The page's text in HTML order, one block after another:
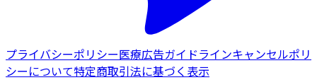
プライバシーポリシー医療広告ガイドラインキャンセルポリ
シーについて特定商取引法に基づく表示